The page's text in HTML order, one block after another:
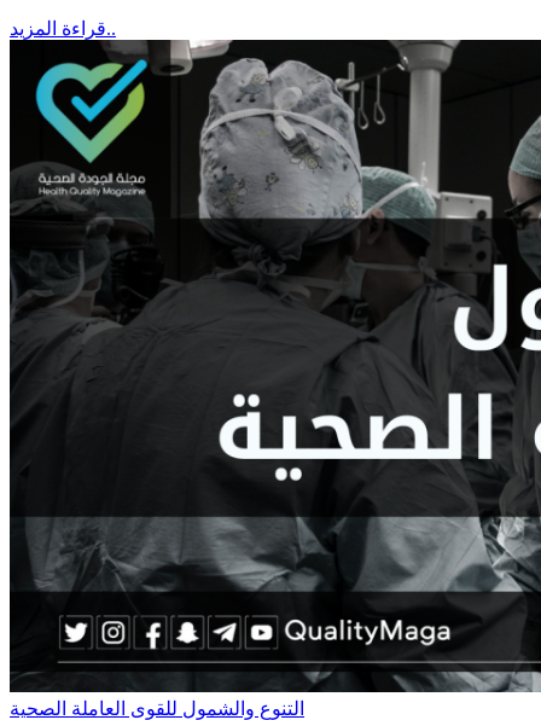
قراءة المزيد..
التنوع والشمول للقوى العاملة الصحية